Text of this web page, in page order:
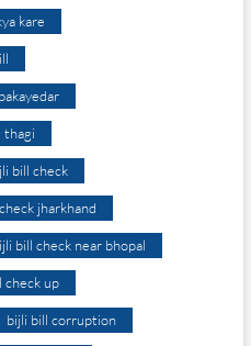
kare
thagi
bill check
jharkhand
bill check near bhopal
check up
bijli bill corruption